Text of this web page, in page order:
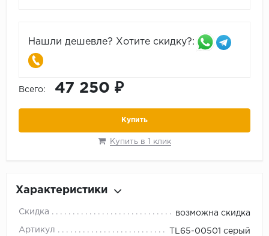
Нашли дешевле? Хотите скидку?:
Всего: 47 250 ₽
Купить
Купить в 1 клик
Характеристики
Скидка возможна скидка
Артикул TL65-00501 серый